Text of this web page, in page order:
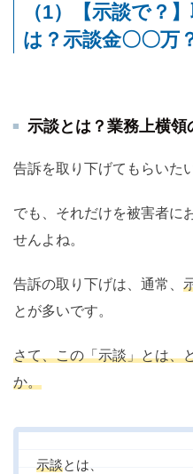
（1）【示談で？
は？示談金〇〇万
示談とは？業務上横領
告訴を取り下げてもらいた
でも、それだけを被害者に
せんよね。
告訴の取り下げは、通常、
とが多いです。
さて、この「示談」とは、
か。
示談とは、